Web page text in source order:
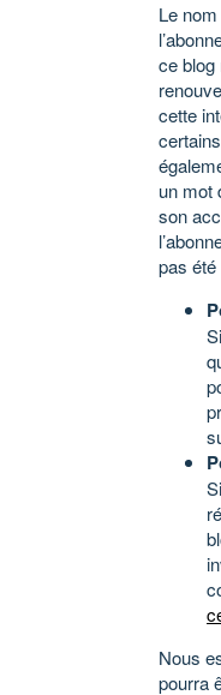
Le
ce blog
cette
un mot
son
pas
Nous
pourra